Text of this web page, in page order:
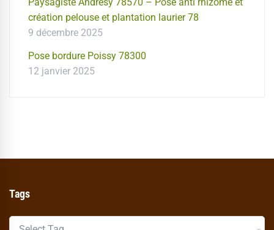
création pelouse et plantation laurier 78
9 décembre 2025
Pose bordure Poissy 78300
12 janvier 2025
Tags